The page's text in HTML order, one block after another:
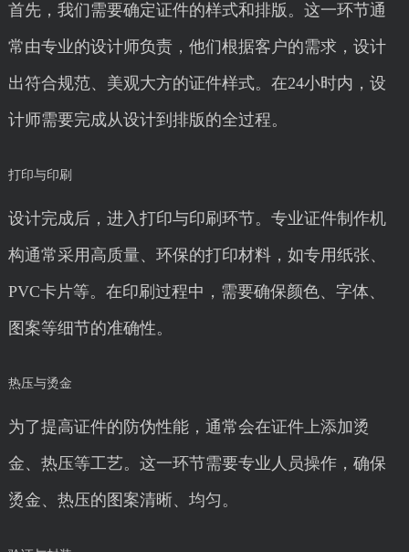
首先，我们需要确定证件的样式和排版。这一环节通
常由专业的设计师负责，他们根据客户的需求，设计
出符合规范、美观大方的证件样式。在24小时内，设
计师需要完成从设计到排版的全过程。
打印与印刷
设计完成后，进入打印与印刷环节。专业证件制作机
构通常采用高质量、环保的打印材料，如专用纸张、
PVC卡片等。在印刷过程中，需要确保颜色、字体、
图案等细节的准确性。
热压与烫金
为了提高证件的防伪性能，通常会在证件上添加烫
金、热压等工艺。这一环节需要专业人员操作，确保
烫金、热压的图案清晰、均匀。